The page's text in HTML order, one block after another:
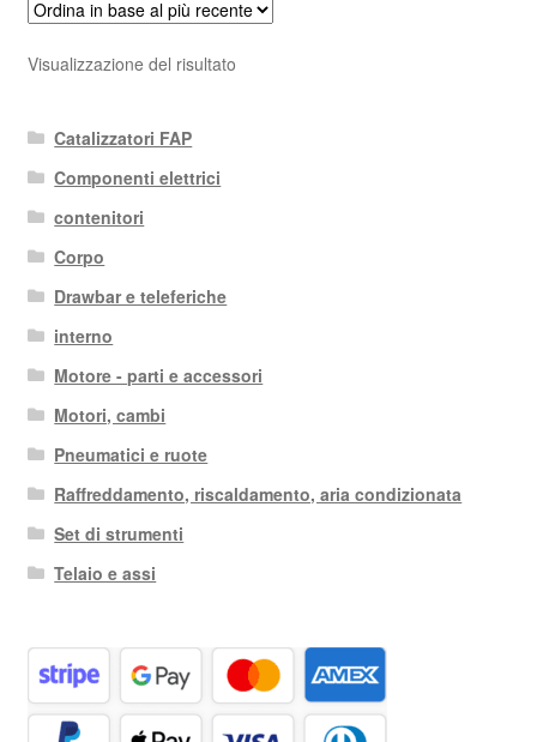
Visualizzazione del risultato
Catalizzatori FAP
Componenti elettrici
contenitori
Corpo
Drawbar e teleferiche
interno
Motore - parti e accessori
Motori, cambi
Pneumatici e ruote
Raffreddamento, riscaldamento, aria condizionata
Set di strumenti
Telaio e assi